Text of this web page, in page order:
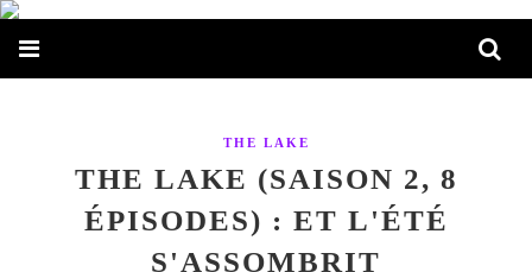
THE LAKE
THE LAKE (SAISON 2, 8
ÉPISODES) : ET L'ÉTÉ
S'ASSOMBRIT